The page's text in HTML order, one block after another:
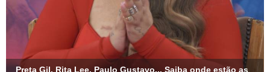
Preta Gil, Rita Lee, Paulo Gustavo... Saiba onde estão as